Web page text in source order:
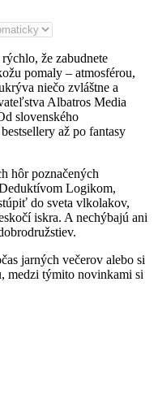
že zabudnete
pomaly – atmosférou,
niečo zvláštne a
Albatros Media
slovenského
až po fantasy
hôr poznačených
Logikom,
do sveta vlkolakov,
iskra. A nechýbajú ani
jarných večerov alebo si
medzi týmito novinkami si